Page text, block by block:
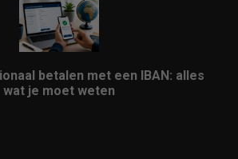
betalen met een IBAN: alles
wat je moet weten